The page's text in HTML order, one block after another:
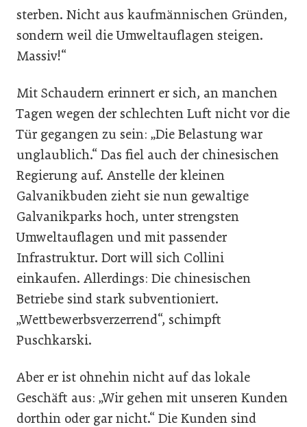
sterben. Nicht aus kaufmännischen Gründen,
sondern weil die Umweltauflagen steigen.
Massiv!“
Mit Schaudern erinnert er sich, an manchen
Tagen wegen der schlechten Luft nicht vor die
Tür gegangen zu sein: „Die Belastung war
unglaublich.“ Das fiel auch der chinesischen
Regierung auf. Anstelle der kleinen
Galvanikbuden zieht sie nun gewaltige
Galvanikparks hoch, unter strengsten
Umweltauflagen und mit passender
Infrastruktur. Dort will sich Collini
einkaufen. Allerdings: Die chinesischen
Betriebe sind stark subventioniert.
„Wettbewerbsverzerrend“, schimpft
Puschkarski.
Aber er ist ohnehin nicht auf das lokale
Geschäft aus: „Wir gehen mit unseren Kunden
dorthin oder gar nicht.“ Die Kunden sind